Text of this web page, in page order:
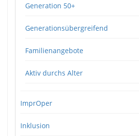
Generation 50+
Generationsübergreifend
Familienangebote
Aktiv durchs Alter
ImprOper
Inklusion